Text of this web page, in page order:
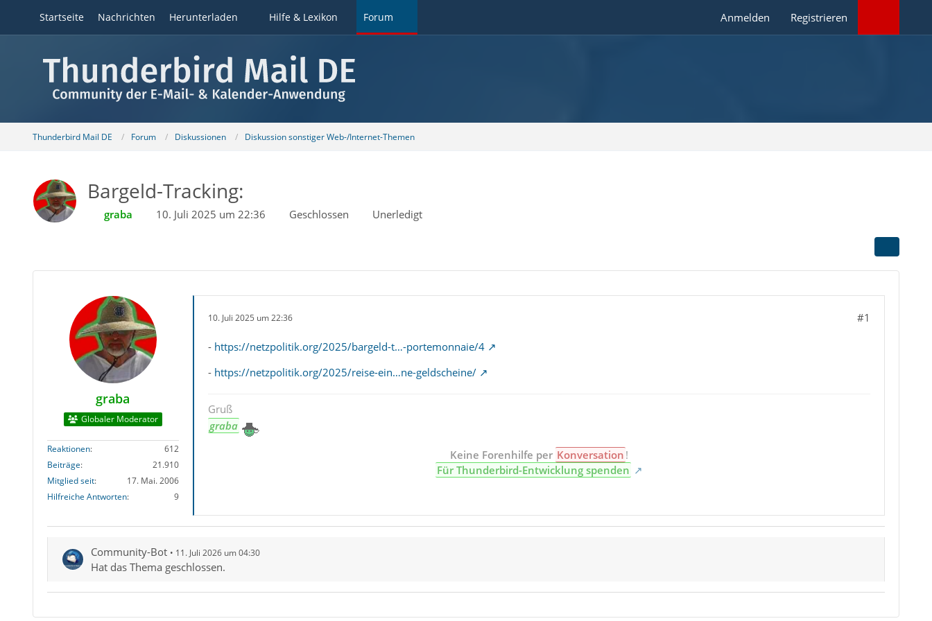
Startseite Nachrichten Herunterladen Hilfe & Lexikon Forum Anmelden Registrieren
Thunderbird Mail DE Forum Diskussionen Diskussion sonstiger Web-/Internet-Themen
Bargeld-Tracking:
graba 10. Juli 2025 um 22:36 Geschlossen Unerledigt
graba
Globaler Moderator
Reaktionen
612
Beiträge
21.910
Mitglied seit
17. Mai. 2006
Hilfreiche Antworten
9
10. Juli 2025 um 22:36 #1
- https://netzpolitik.org/2025/bargeld-t…-portemonnaie/4
- https://netzpolitik.org/2025/reise-ein…ne-geldscheine/
Gruß
graba
Keine Forenhilfe per Konversation !
Für Thunderbird-Entwicklung spenden
Community-Bot 11. Juli 2026 um 04:30
Hat das Thema geschlossen.